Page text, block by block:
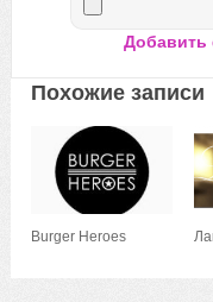
Добавить
Похожие записи
Burger Heroes